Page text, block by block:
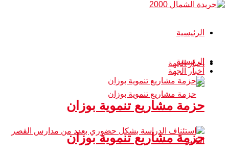
الرئيسية
أخبار الجهة
حزمة مشاريع تنموية بوزان
الرئيسية
أخبار الجهة
حزمة مشاريع تنموية بوزان